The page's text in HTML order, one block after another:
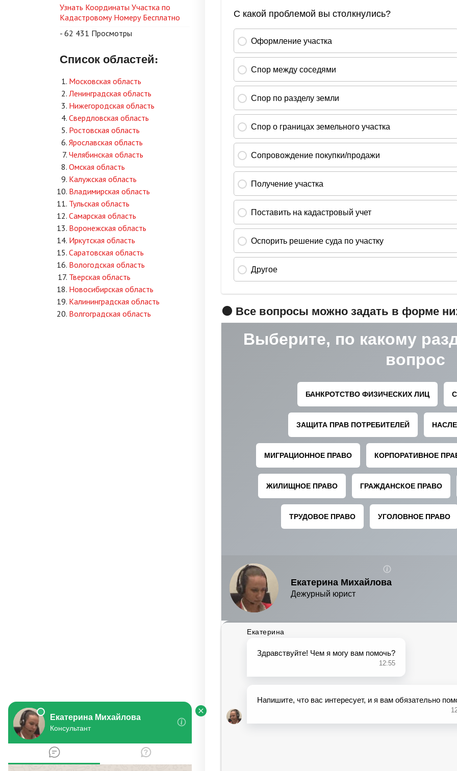
🟠 Все вопросы можно задать в форме
Узнать Координаты Участка по
Кадастровому Номеру Бесплатно
- 62 431 Просмотры
Список областей:
Московская область
Ленинградская область
Нижегородская область
Свердловская область
Ростовская область
Ярославская область
Челябинская область
Омская область
Калужская область
Владимирская область
Тульская область
Самарская область
Воронежская область
Иркутская область
Саратовская область
Вологодская область
Тверская область
Новосибирская область
Калининградская область
Волгоградская область